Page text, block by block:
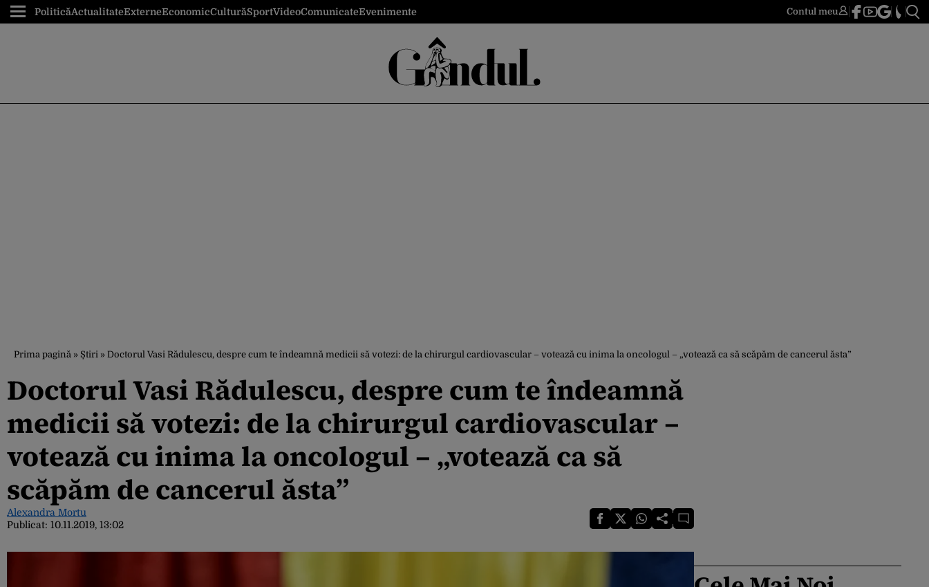
PoliticăActualitateExterneEconomicCulturăSportVideoComunicateEvenimente Contul meu
Prima pagină » Știri » Doctorul Vasi Rădulescu, despre cum te îndeamnă medicii să votezi: de la chirurgul cardiovascular – votează cu inima la oncologul – „votează ca să scăpăm de cancerul ăsta”
Doctorul Vasi Rădulescu, despre cum te îndeamnă
medicii să votezi: de la chirurgul cardiovascular –
votează cu inima la oncologul – „votează ca să
scăpăm de cancerul ăsta”
Alexandra Mortu
Publicat: 10.11.2019, 13:02